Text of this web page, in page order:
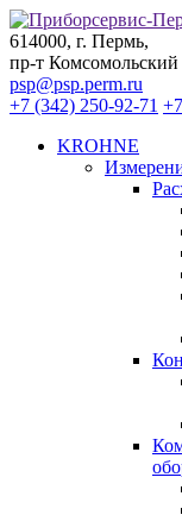
614000, г. Пермь,
пр-т
psp@psp.perm.ru
+7 (342) 250-92-71
KROHNE